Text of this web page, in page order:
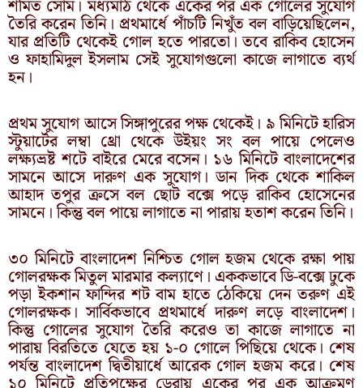
শমিত সোম। মধ্যমাঠ থেকে একের পর এক গোলের সুযোগ
তৈরি করেন তিনি। প্রথমার্ধে পাঁচটি নিখুঁত বল বাড়িয়েছিলেন,
যার প্রতিটি থেকেই গোল হতে পারতো। তবে রাকিব হোসেন
ও ফাহামিদুল ইসলাম সেই সুযোগগুলো কাজে লাগাতে ব্যর্থ
হন।
প্রথম সুযোগ আসে সিঙ্গাপুরের পক্ষ থেকেই। ৯ মিনিটে হারিস
স্টুয়ার্টের লম্বা থ্রো থেকে উইয়ং সং বল পায়ে পেলেও
লক্ষ্যভ্রষ্ট শটে বাইরে মেরে বসেন। ১৬ মিনিটে বাংলাদেশের
সামনে আসে দারুণ এক সুযোগ। ডান দিক থেকে শাকিল
আহাদ তপুর ক্রসে বল ছোট বক্সে পড়ে রাকিব হোসেনের
সামনে। কিন্তু বল পায়ে লাগাতে না পারায় হতাশ করেন তিনি।
৩০ মিনিটে বাংলাদেশ নিশ্চিত গোল হজম থেকে রক্ষা পায়
গোলরক্ষক মিতুল মারমার কল্যাণে। এককভাবে ডি-বক্সে ঢুকে
পড়া ইকশান ফান্দির শট বাম হাতে ঠেকিয়ে দেন তরুণ এই
গোলরক্ষক। সার্বিকভাবে প্রথমার্ধে দারুণ লড়ে বাংলাদেশ।
কিন্তু গোলের সুযোগ তৈরি করেও তা কাজে লাগাতে না
পারায় বিরতিতে যেতে হয় ১-০ গোলে পিছিয়ে থেকে। শেষ
পর্যন্ত বাংলাদেশ দ্বিতীয়ার্ধে আরেক গোল হজম করে। শেষ